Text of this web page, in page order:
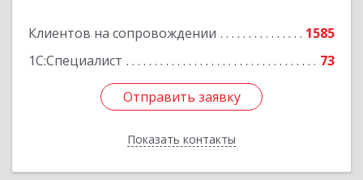
Клиентов на сопровождении
1585
1С:Специалист
73
Отправить заявку
Показать контакты
Подробнее
Отправить заявку
Назад